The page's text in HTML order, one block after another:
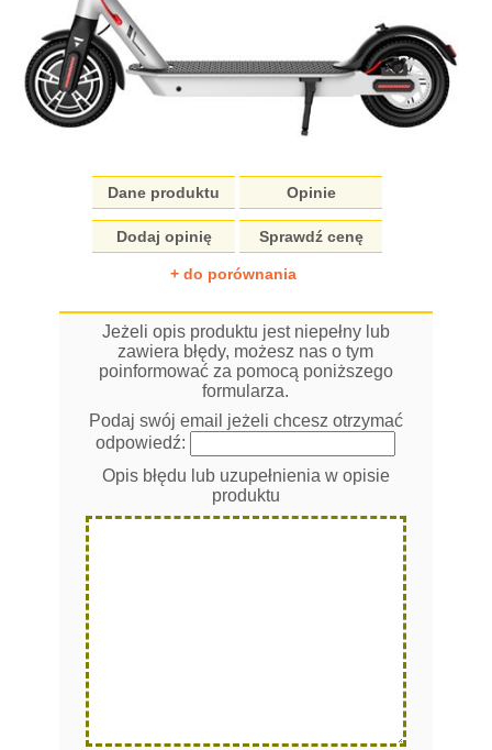
Dane produktu Opinie
Dodaj opinię Sprawdź cenę
+ do porównania
Jeżeli opis produktu jest niepełny lub
zawiera błędy, możesz nas o tym
poinformować za pomocą poniższego
formularza.
Podaj swój email jeżeli chcesz otrzymać
odpowiedź:
Opis błędu lub uzupełnienia w opisie
produktu